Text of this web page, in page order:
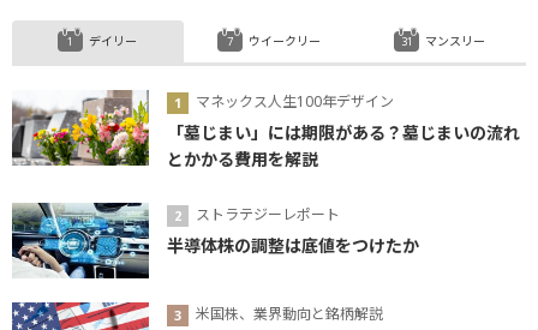
デイリー
マネックス人生100年デザイン
「墓じまい」には期限がある？墓じまいの流れ
とかかる費用を解説
ストラテジーレポート
半導体株の調整は底値をつけたか
米国株、業界動向と銘柄解説
ウイークリー マンスリー